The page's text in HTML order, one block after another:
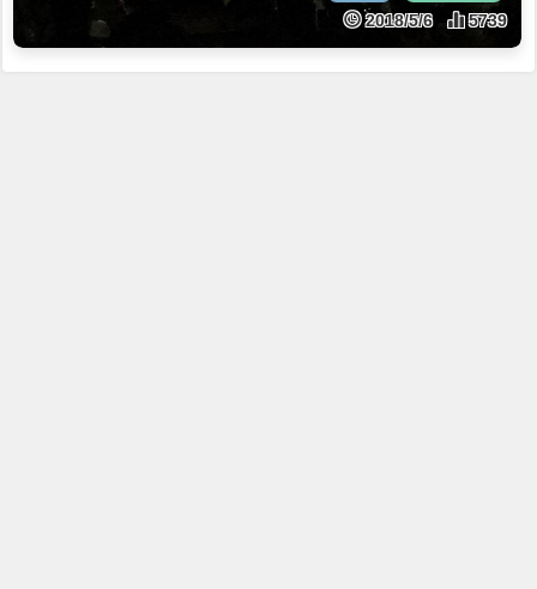
2018/5/6 5739